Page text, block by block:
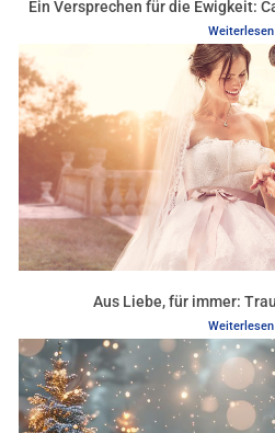
Ein Versprechen für die Ewigkeit:
Weiterlesen
Aus Liebe, für immer:
Weiterlesen